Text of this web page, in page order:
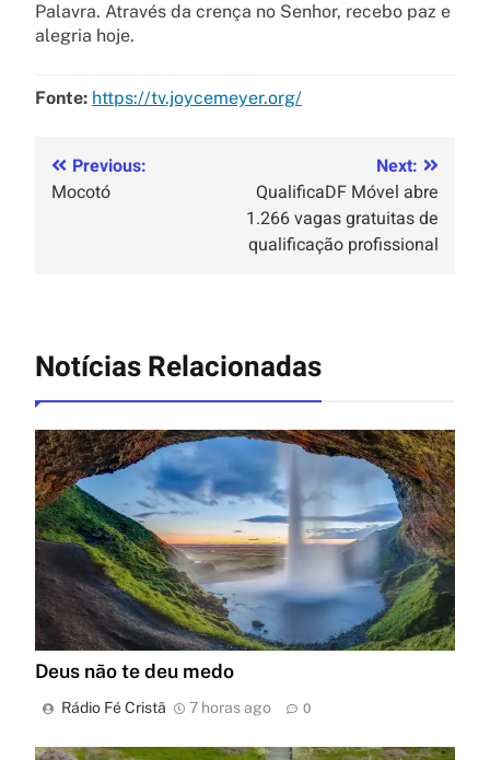
Palavra. Através da crença no Senhor, recebo paz e
alegria hoje.
Fonte: https://tv.joycemeyer.org/
Previous:
Mocotó
Next:
QualificaDF Móvel abre
1.266 vagas gratuitas de
qualificação profissional
Notícias Relacionadas
Deus não te deu medo
Rádio Fé Cristã 7 horas ago 0